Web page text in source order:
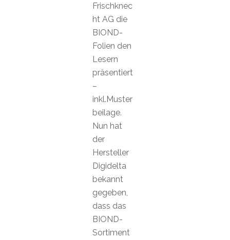
Frischknec
ht AG die
BIOND-
Folien den
Lesern
präsentiert
–
inkl.Muster
beilage.
Nun hat
der
Hersteller
Digidelta
bekannt
gegeben,
dass das
BIOND-
Sortiment